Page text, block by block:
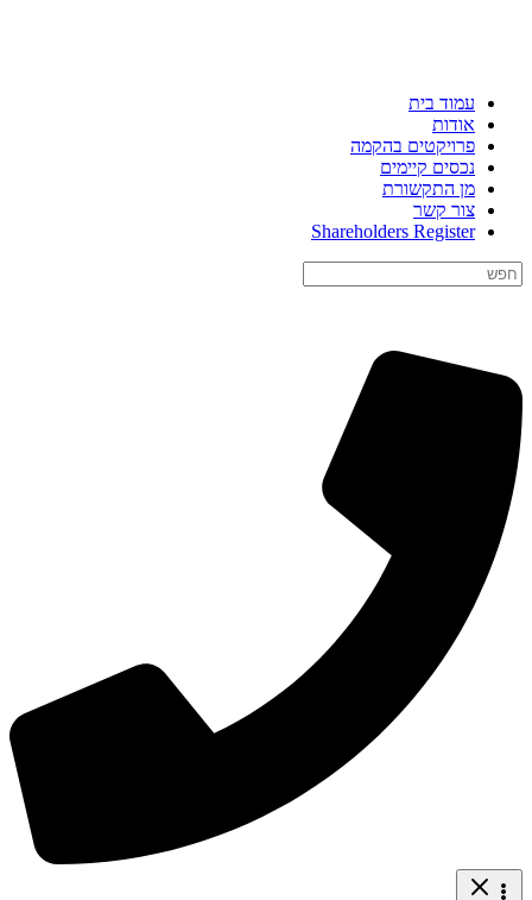
עמוד בית
אודות
פרויקטים בהקמה
נכסים קיימים
מן התקשורת
צור קשר
Shareholders Register
Search
for: